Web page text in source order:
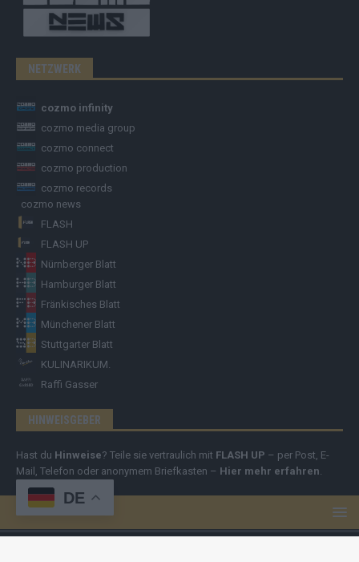
NETZWERK
cozmo infinity
cozmo media group
cozmo connect
cozmo production
cozmo records
cozmo news
FLASH
FLASH UP
Nürnberger Blatt
Hamburger Blatt
Fränkisches Blatt
Münchener Blatt
Stuttgarter Blatt
KULINARIKUM.
Raffi Gasser
HINWEISGEBER
Hast du Hinweise? Teile sie vertraulich mit FLASH UP – per Post, E-
Mail, Telefon oder anonymem Briefkasten – Hier mehr erfahren.
DE